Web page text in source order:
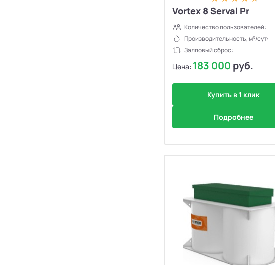
Vortex 8 Serval Pr
Количество пользователей:
Производительность, м³/сут:
Залповый сброс:
Цена: 183 000 руб.
Купить в 1 клик
Подробнее